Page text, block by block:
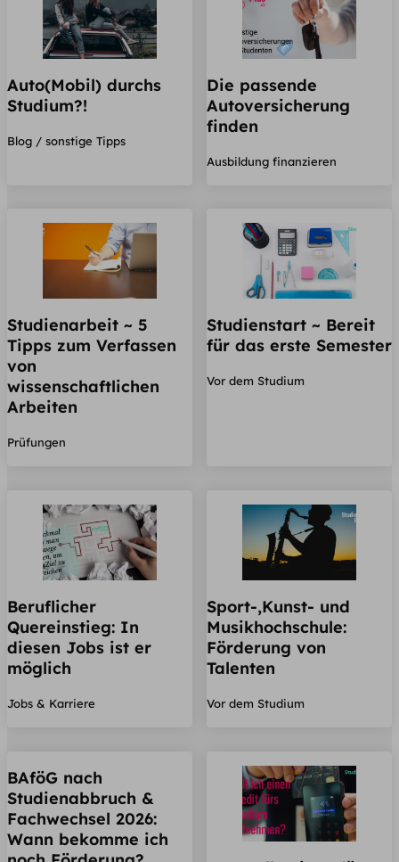
Auto(Mobil) durchs
Studium?!
Blog / sonstige Tipps
Die passende
Autoversicherung
finden
Ausbildung finanzieren
Studienarbeit ~ 5
Tipps zum Verfassen
von
wissenschaftlichen
Arbeiten
Prüfungen
Studienstart ~ Bereit
für das erste Semester
Vor dem Studium
Beruflicher
Quereinstieg: In
diesen Jobs ist er
möglich
Jobs & Karriere
Sport-,Kunst- und
Musikhochschule:
Förderung von
Talenten
Vor dem Studium
BAföG nach
Studienabbruch &
Fachwechsel 2026:
Wann bekomme ich